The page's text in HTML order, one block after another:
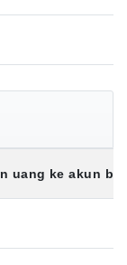
uang ke akun